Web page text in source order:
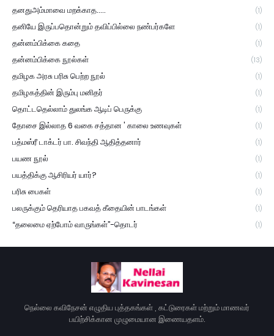
தனதுஅம்மாவை மறக்காத..... (1)
தனியே இருப்பதொன்றும் தவிப்பில்லை நண்பர்களே (1)
தன்னம்பிக்கை கதை (1)
தன்னம்பிக்கை நூல்கள் (13)
தமிழக அரசு பரிசு பெற்ற நூல் (1)
தமிழகத்தின் இரும்பு மனிதர் (1)
தொட்டதெல்லாம் துலங்க ஆடிப் பெருக்கு (1)
தோசை இல்லாத 6 வகை சத்தான ' காலை உணவுகள் (1)
பத்மஸ்ரீ டாக்டர் பா. சிவந்தி ஆதித்தனார் (1)
பயண நூல் (1)
பயத்திக்கு ஆசிரியர் யார்? (1)
பரிசு பைகள் (1)
பலருக்கும் தெரியாத பகவத் கீதையின் பாடங்கள் (1)
“தலைமை ஏற்போம் வாருங்கள்”-தொடர் (1)
நெல்லை கவிநேசன் எழுதிய புத்தகங்கள் , கட்டுரைகள் மற்றும் மாணவர்
பயிற்சிக்கான முழுமையான இணையதளம்.